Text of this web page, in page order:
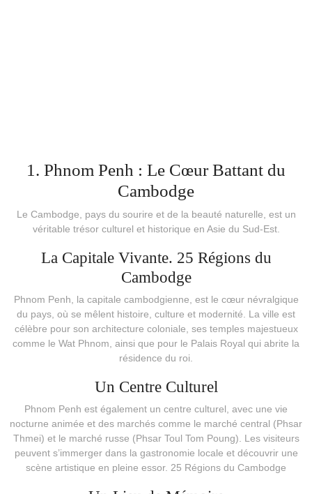
1. Phnom Penh : Le Cœur Battant du
Cambodge
Le Cambodge, pays du sourire et de la beauté naturelle, est un
véritable trésor culturel et historique en Asie du Sud-Est.
La Capitale Vivante. 25 Régions du
Cambodge
Phnom Penh, la capitale cambodgienne, est le cœur névralgique
du pays, où se mêlent histoire, culture et modernité. La ville est
célèbre pour son architecture coloniale, ses temples majestueux
comme le Wat Phnom, ainsi que pour le Palais Royal qui abrite la
résidence du roi.
Un Centre Culturel
Phnom Penh est également un centre culturel, avec une vie
nocturne animée et des marchés comme le marché central (Phsar
Thmei) et le marché russe (Phsar Toul Tom Poung). Les visiteurs
peuvent s’immerger dans la gastronomie locale et découvrir une
scène artistique en pleine essor. 25 Régions du Cambodge